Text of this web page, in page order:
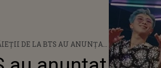
DE LA BTS AU ANUNȚAT
LUNA IUNIE 2022